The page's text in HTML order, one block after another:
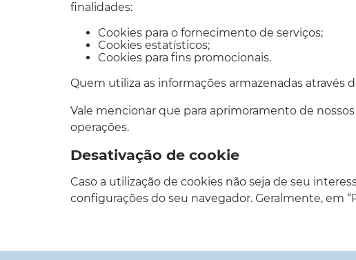
finalidades:
Cookies para o fornecimento de serviços;
Cookies estatísticos;
Cookies para fins promocionais.
Quem utiliza as informações armazenadas através
Vale mencionar que para aprimoramento de
operações.
Desativação de cookie
Caso a utilização de cookies não seja de seu
configurações do seu navegador. Geralmente, em